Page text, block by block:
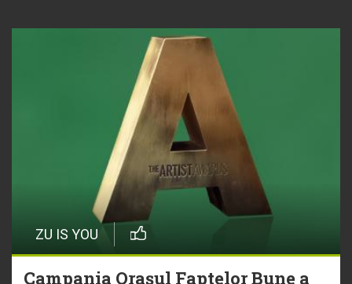
ZU IS YOU
Campania Orașul Faptelor Bune a